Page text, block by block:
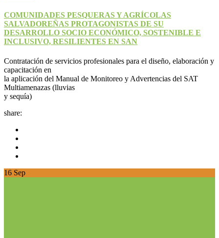
COMUNIDADES PESQUERAS Y AGRÍCOLAS
SALVADOREÑAS PROTAGONISTAS DE SU
DESARROLLO SOCIO ECONÓMICO, SOSTENIBLE E
INCLUSIVO, RESILIENTES EN SAN
Contratación de servicios profesionales para el diseño, elaboración y
capacitación en
la aplicación del Manual de Monitoreo y Advertencias del SAT
Multiamenazas (lluvias
y sequía)
share:
16 Sep